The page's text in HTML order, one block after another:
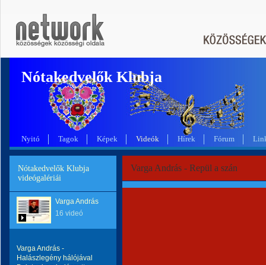
Nótakedvelők Klubja
Nyitó Tagok Képek Videók Hírek Fórum
Nótakedvelők Klubja
videógalériái
Varga András
16 videó
Varga András -
Halászlegény hálójával
Varga András - Repül a szán